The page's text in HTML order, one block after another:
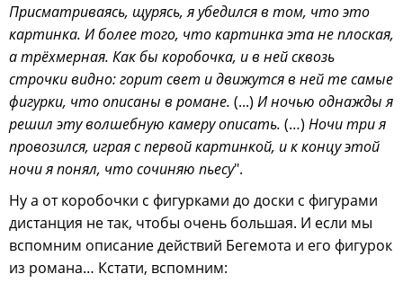
Присматриваясь, щурясь, я убедился в том, что это
картинка. И более того, что картинка эта не плоская,
а трёхмерная. Как бы коробочка, и в ней сквозь
строчки видно: горит свет и движутся в ней те самые
фигурки, что описаны в романе. (...) И ночью однажды я
решил эту волшебную камеру описать. (…) Ночи три я
провозился, играя с первой картинкой, и к концу этой
ночи я понял, что сочиняю пьесу".
Ну а от коробочки с фигурками до доски с фигурами
дистанция не так, чтобы очень большая. И если мы
вспомним описание действий Бегемота и его фигурок
из романа… Кстати, вспомним: